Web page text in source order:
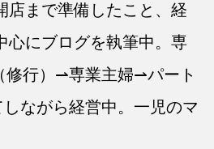
店まで準備したこと、経
心にブログを執筆中。専
修行）⇀専業主婦⇀パート
ながら経営中。一児のマ